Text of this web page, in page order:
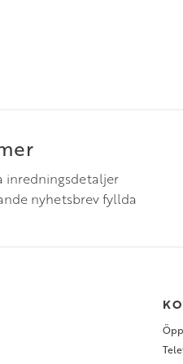
inredningsdetaljer
nyhetsbrev fyllda